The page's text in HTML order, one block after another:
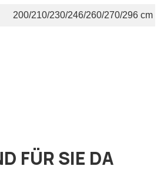
200/210/230/246/260/270/296 cm
FÜR SIE DA